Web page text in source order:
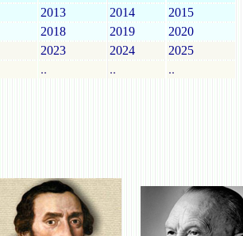
2013 2014
2015
2018 2019
2020
2023 2024
2025
.. .. ..